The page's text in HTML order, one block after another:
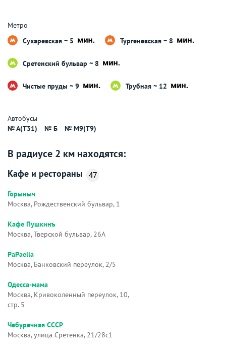
Метро
Сухаревская ~ 5
Тургеневская ~ 8
Сретенский бульвар ~ 8
Чистые пруды ~ 9 Трубная ~ 12
Автобусы
№ A(T31)
№ Б № M9(T9)
В радиусе 2 км находятся:
Кафе и рестораны 47
Горыныч
Москва, Рождественский бульвар, 1
Кафе Пушкинъ
Москва, Тверской бульвар, 26А
PaPaella
Москва, Банковский переулок, 2/5
Одесса-мама
Москва, Кривоколенный переулок, 10,
стр. 5
Чебуречная СССР
Москва, улица Сретенка, 21/28с1